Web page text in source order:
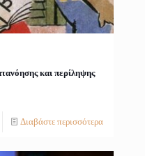
και περίληψης
Διαβάστε περισσότερα